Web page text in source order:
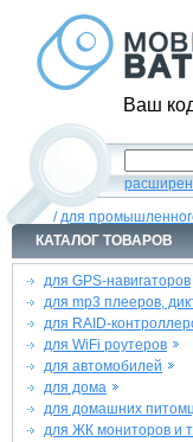
Ваш
/для
КАТАЛОГ ТОВАРОВ
для GPS-навигаторов
для mp3 плееров,
для RAID-
для WiFi роутеров
для автомобилей
для дома
для домашних
для ЖК мониторов и